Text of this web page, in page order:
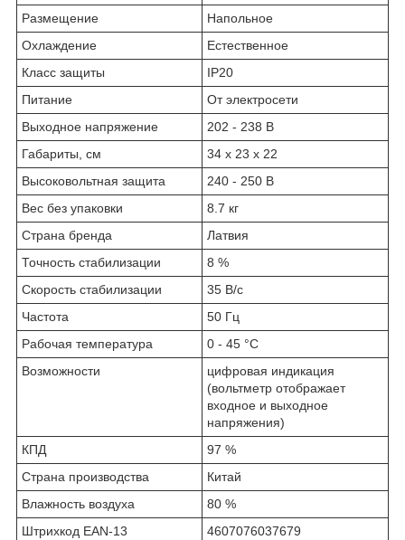
Размещение
Напольное
Охлаждение
Естественное
Класс защиты
IP20
Питание
От электросети
Выходное напряжение
202 - 238 В
Габариты, см
34 х 23 х 22
Высоковольтная защита
240 - 250 В
Вес без упаковки
8.7 кг
Страна бренда
Латвия
Точность стабилизации
8 %
Скорость стабилизации
35 В/с
Частота
50 Гц
Рабочая температура
0 - 45 °C
Возможности
цифровая индикация
(вольтметр отображает
входное и выходное
напряжения)
КПД
97 %
Страна производства
Китай
Влажность воздуха
80 %
Штрихкод EAN-13
4607076037679